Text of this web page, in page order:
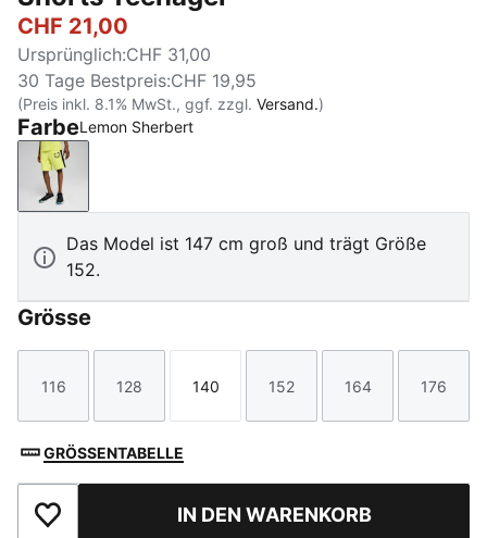
CHF 21,00
Ursprünglich:CHF 31,00
30 Tage Bestpreis:CHF 19,95
(Preis inkl. 8.1% MwSt., ggf. zzgl. Versand.)
FarbeLemon Sherbert
Lemon Sherbert
Das Model ist 147 cm groß und trägt Größe
152.
Grösse
Größe
116
Größe
128
Größe
140
Größe
152
Größe
164
Größe
176
GRÖSSENTABELLE
Zu Favoriten hinzufügenIN DEN WARENKORB